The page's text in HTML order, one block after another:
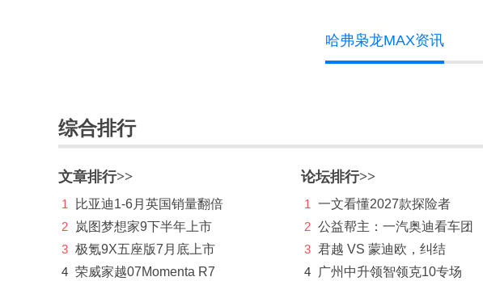
L
蓝电
岚图
劳斯莱斯
哈弗枭龙MAX资讯
综合排行
文章排行>>
1
比亚迪1-6月英国销量翻倍
2
岚图梦想家9下半年上市
3 极氪9X五座版7月底上市
4 荣威家越07Momenta R7
论坛排行>>
1
一文看懂2027款探险者
2 公益帮主：一汽奥迪看车团
3 君越 VS 蒙迪欧，纠结
4
广州中升领智领克10专场